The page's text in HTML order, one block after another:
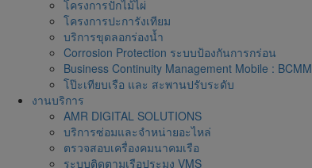
โครงการปักไม้ไผ่
โครงการปะการังเทียม
บริการขุดลอกร่องน้ำ
Corrosion Protection ระบบป้องกันการกร่อน
Business Continuity Management Mobile : BCMM
โป๊ะเทียบเรือ และ สะพานปรับระดับ
งานบริการ
AMR DIGITAL SOLUTIONS
บริการซ่อมและจำหน่ายอะไหล่
ตรวจสอบเครื่องคมนาคมเรือ
ระบบติดตามเรือประมง VMS